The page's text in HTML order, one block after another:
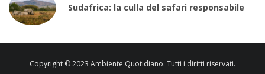
Sudafrica: la culla del safari responsabile
Copyright © 2023 Ambiente Quotidiano. Tutti i diritti riservati.